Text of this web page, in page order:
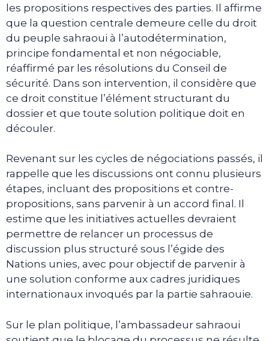
les propositions respectives des parties. Il affirme
que la question centrale demeure celle du droit
du peuple sahraoui à l’autodétermination,
principe fondamental et non négociable,
réaffirmé par les résolutions du Conseil de
sécurité. Dans son intervention, il considère que
ce droit constitue l’élément structurant du
dossier et que toute solution politique doit en
découler.
Revenant sur les cycles de négociations passés, il
rappelle que les discussions ont connu plusieurs
étapes, incluant des propositions et contre-
propositions, sans parvenir à un accord final. Il
estime que les initiatives actuelles devraient
permettre de relancer un processus de
discussion plus structuré sous l’égide des
Nations unies, avec pour objectif de parvenir à
une solution conforme aux cadres juridiques
internationaux invoqués par la partie sahraouie.
Sur le plan politique, l’ambassadeur sahraoui